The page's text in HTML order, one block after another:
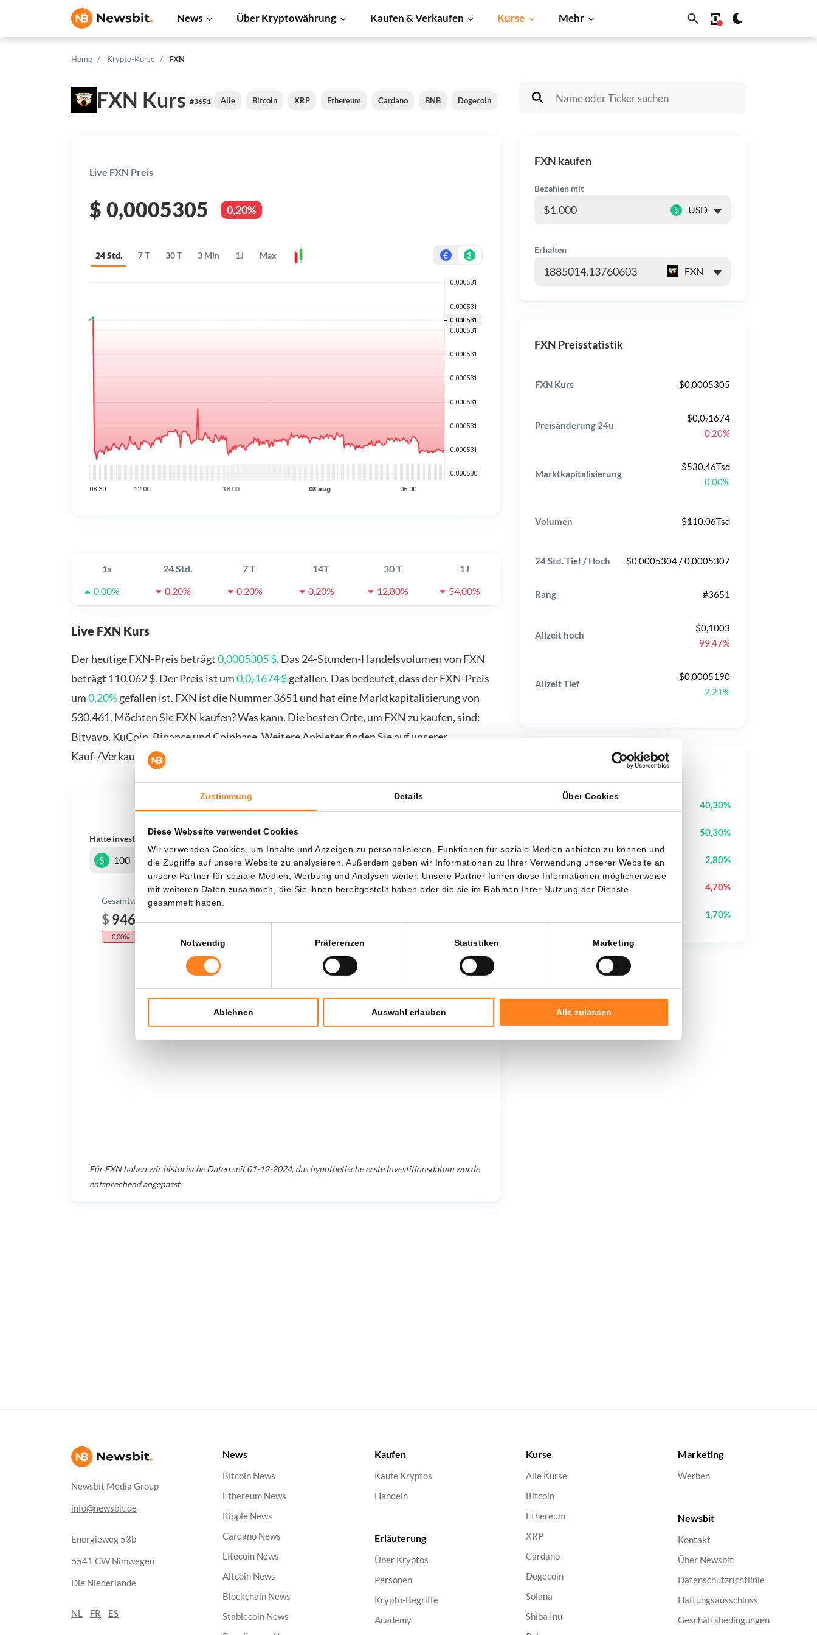
Zustimmung Details Über Cookies
Diese Webseite verwendet Cookies
Wir verwenden Cookies, um Inhalte und Anzeigen zu personalisieren, Funktionen für soziale Medien anbieten zu können und
die Zugriffe auf unsere Website zu analysieren. Außerdem geben wir Informationen zu Ihrer Verwendung unserer Website an
unsere Partner für soziale Medien, Werbung und Analysen weiter. Unsere Partner führen diese Informationen möglicherweise
mit weiteren Daten zusammen, die Sie ihnen bereitgestellt haben oder die sie im Rahmen Ihrer Nutzung der Dienste
gesammelt haben.
Einwilligungsauswahl
Notwendig
Präferenzen Statistiken Marketing
Ablehnen Auswahl erlauben Alle zulassen
News Über Kryptowährung Kaufen & Verkaufen Kurse Mehr
Home Krypto-Kurse FXN
FXN Kurs #3651 Alle Bitcoin XRP Ethereum Cardano BNB Dogecoin Litecoin Shiba Inu Solana
Live FXN Preis
$ 0,0005305 0,20%
24 Std. 7 T 30 T 3 Min 1J Max € $
1s 24 Std. 7 T 14T 30 T
1J
0,00%
0,20% 0,20% 0,20% 12,80% 54,00%
Live FXN Kurs
Der heutige FXN-Preis beträgt0,0005305 $. Das 24-Stunden-Handelsvolumen von FXN
beträgt 110.062 $. Der Preis ist um0,0₇1674 $gefallen. Das bedeutet, dass der FXN-Preis
um0,20%gefallen ist. FXN ist die Nummer 3651 und hat eine Marktkapitalisierung von
530.461. Möchten Sie FXN kaufen? Was kann. Die besten Orte, um FXN zu kaufen, sind:
Bitvavo, KuCoin, Binance und Coinbase. Weitere Anbieter finden Sie auf unserer
Kauf-/Verkaufsseite.
Was, wenn ich...?
Hätte investiert
$
Gesamtwert
$ 946,21
- 0,00%
FürFXNhaben wir historische Daten seit01-12-2024, das hypothetische erste Investitionsdatum wurde
entsprechend angepasst.
FXN kaufen
Bezahlen mit
$
Erhalten
FXN Preisstatistik
FXN Kurs $0,0005305
Preisänderung 24u
$0,0₇1674
0,20%
Marktkapitalisierung
$530.46Tsd
0,00%
Volumen $110.06Tsd
24 Std. Tief / Hoch $0,0005304 / 0,0005307
Rang #3651
Allzeit hoch
$0,1003
99,47%
AllzeitTief
$0,0005190
2,21%
40,30%
50,30%
Pudgy Penguins PENGU 2,80%
Cash Cat CASHCAT 4,70%
1,70%
Newsbit Media Group
info@newsbit.de
Energieweg 53b
6541 CW Nimwegen
Die Niederlande
NL FR ES
News
Bitcoin News
Ethereum News
Ripple News
Cardano News
Litecoin News
Altcoin News
Blockchain News
Stablecoin News
Kaufen
Kaufe Kryptos
Handeln
Erläuterung
Über Kryptos
Personen
Krypto-Begriffe
Academy
Kurse
Alle Kurse
Bitcoin
Ethereum
XRP
Cardano
Dogecoin
Solana
Shiba Inu
Marketing
Werben
Newsbit
Kontakt
Über Newsbit
Datenschutzrichtlinie
Haftungsausschluss
Geschäftsbedingungen